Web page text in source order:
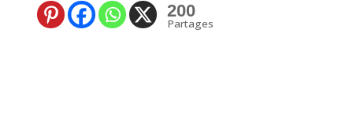
200
Partages